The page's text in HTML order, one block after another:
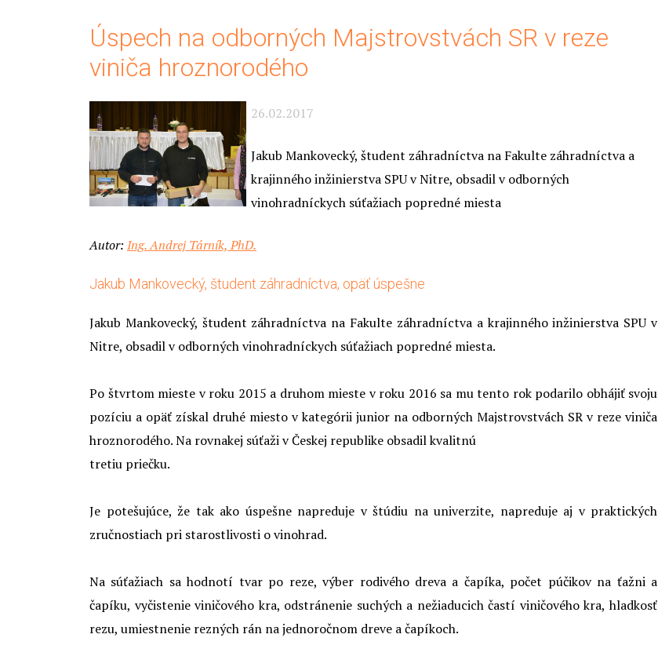
Úspech na odborných Majstrovstvách SR v reze
viniča hroznorodého
26.02.2017
Jakub Mankovecký, študent záhradníctva na Fakulte záhradníctva a
krajinného inžinierstva SPU v Nitre, obsadil v odborných
vinohradníckych súťažiach popredné miesta
Autor: Ing. Andrej Tárník, PhD.
Jakub Mankovecký, študent záhradníctva, opäť úspešne
Jakub Mankovecký, študent záhradníctva na Fakulte záhradníctva a krajinného inžinierstva SPU v
Nitre, obsadil v odborných vinohradníckych súťažiach popredné miesta.
Po štvrtom mieste v roku 2015 a druhom mieste v roku 2016 sa mu tento rok podarilo obhájiť svoju
pozíciu a opäť získal druhé miesto v kategórii junior na odborných Majstrovstvách SR v reze viniča
hroznorodého. Na rovnakej súťaži v Českej republike obsadil kvalitnú
tretiu priečku.
Je potešujúce, že tak ako úspešne napreduje v štúdiu na univerzite, napreduje aj v praktických
zručnostiach pri starostlivosti o vinohrad.
Na súťažiach sa hodnotí tvar po reze, výber rodivého dreva a čapíka, počet púčikov na ťažni a
čapíku, vyčistenie viničového kra, odstránenie suchých a nežiaducich častí viničového kra, hladkosť
rezu, umiestnenie rezných rán na jednoročnom dreve a čapíkoch.